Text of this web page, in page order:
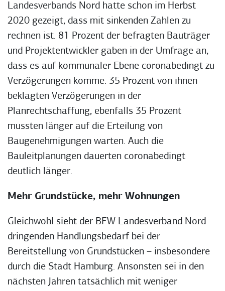
Landesverbands Nord hatte schon im Herbst
2020 gezeigt, dass mit sinkenden Zahlen zu
rechnen ist. 81 Prozent der befragten Bauträger
und Projektentwickler gaben in der Umfrage an,
dass es auf kommunaler Ebene coronabedingt zu
Verzögerungen komme. 35 Prozent von ihnen
beklagten Verzögerungen in der
Planrechtschaffung, ebenfalls 35 Prozent
mussten länger auf die Erteilung von
Baugenehmigungen warten. Auch die
Bauleitplanungen dauerten coronabedingt
deutlich länger.
Mehr Grundstücke, mehr Wohnungen
Gleichwohl sieht der BFW Landesverband Nord
dringenden Handlungsbedarf bei der
Bereitstellung von Grundstücken – insbesondere
durch die Stadt Hamburg. Ansonsten sei in den
nächsten Jahren tatsächlich mit weniger